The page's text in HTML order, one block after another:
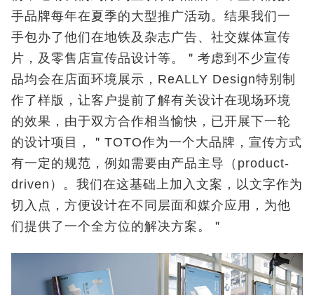
手品牌每年在夏季的大型推广活动。结果我们一
手包办了他们在地铁及杂志广告、社交媒体宣传
片，及零售店宣传品设计等。＂考虑到不少宣传
品均会在店面环境展示，ReALLY Design特别制
作了样版，让客户提前了解有关设计在现场环境
的效果，由于双方合作相当愉快，已开展下一轮
的设计项目，＂TOTO作为一个大品牌，宣传方式
有一定的规范，例如需要由产品主导（product-
driven）。我们在这基础上加入文案，以文字作为
切入点，方便设计在不同层面和媒介应用，为他
们提供了一个全方位的解决方案。＂